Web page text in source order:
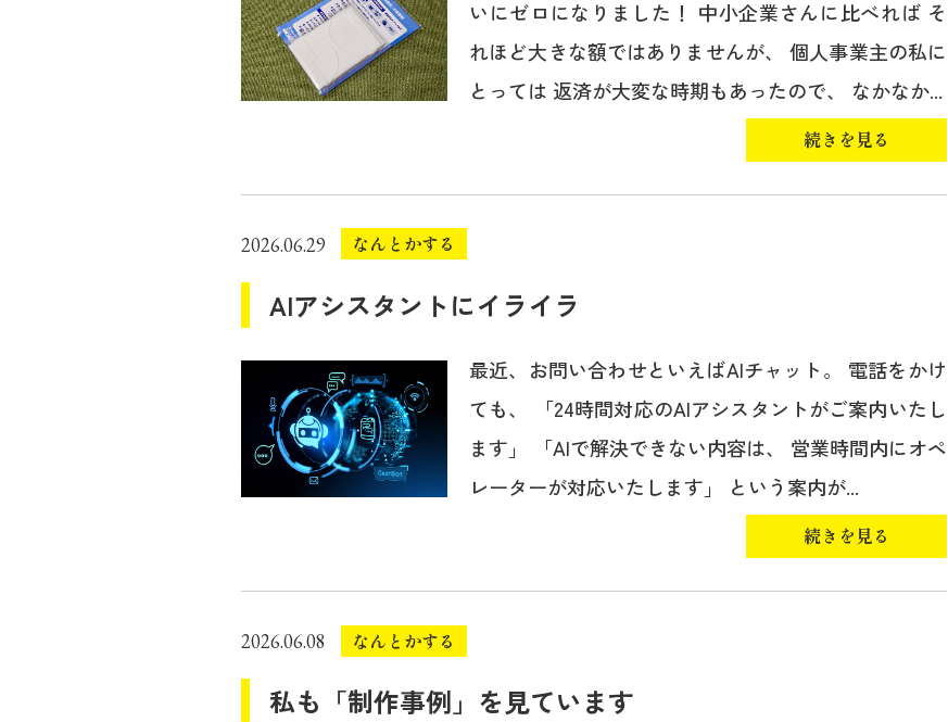
いにゼロになりました！ 中小企業さんに比べれば そ
れほど大きな額ではありませんが、 個人事業主の私に
とっては 返済が大変な時期もあったので、 なかなか...
続きを見る
2026.06.29 なんとかする
AIアシスタントにイライラ
最近、お問い合わせといえばAIチャット。 電話をかけ
ても、 「24時間対応のAIアシスタントがご案内いたし
ます」 「AIで解決できない内容は、 営業時間内にオペ
レーターが対応いたします」 という案内が...
続きを見る
2026.06.08 なんとかする
私も「制作事例」を見ています